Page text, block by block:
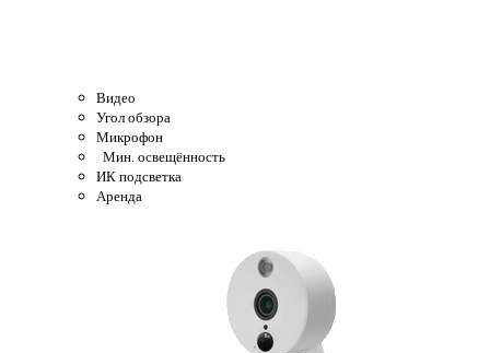
Видео
Угол обзора
Микрофон
Мин. освещённость
ИК подсветка
Аренда